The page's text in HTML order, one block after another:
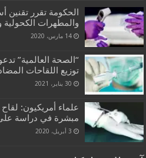
الحكومة تقرر تقنين
والمطهرات
14 مارس، 2020
“الصحة العالمية”
توزيع اللقاحات
30 يناير، 2021
مبشرة في دراسة على
3 أبريل، 2020